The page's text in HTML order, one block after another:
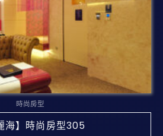
時尚房型
海】時尚房型305